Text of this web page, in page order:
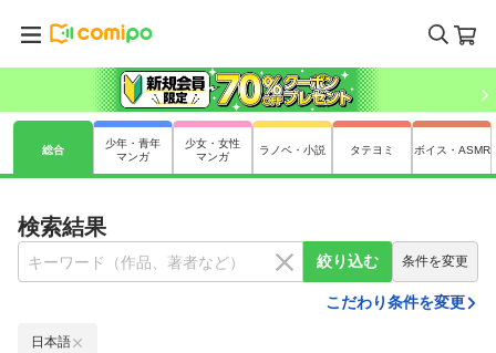
総合
少年・青年
マンガ
少女・女性
マンガ
ラノベ・小説 タテヨミ ボイス・ASMR
検索結果
絞り込む 条件を変更
こだわり条件を変更
日本語